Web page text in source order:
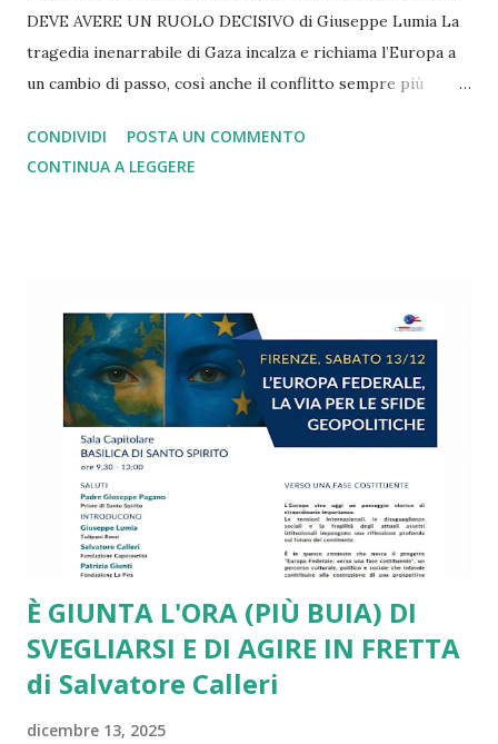
DEVE AVERE UN RUOLO DECISIVO di Giuseppe Lumia La
tragedia inenarrabile di Gaza incalza e richiama l’Europa a
un cambio di passo, così anche il conflitto sempre più
dazi imposti da Trump e subiti senza una reazione
adeguata. Altrettanto si può dire di tutti i nodi irrisolti
di genere, generazionali e territoriali fuori controllo. Su
tutte le sfide più drammatiche l’Unione Europea arranca e
si va via via sfaldando. Da più parti si presentano report
molto critici, come quello ben documentato di Draghi. Lo
stesso piglio critico lo ritroviamo in diversi interventi di
Romano Prodi e di altri leader e intellettuali sinceramente
europeisti. Ma a ben ve...
CONDIVIDI
POSTA UN COMMENTO
CONTINUA A LEGGERE
È GIUNTA L'ORA (PIÙ BUIA) DI
SVEGLIARSI E DI AGIRE IN FRETTA
di Salvatore Calleri
dicembre 13, 2025